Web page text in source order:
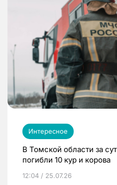
Интересное
В Томской области за
погибли 10 кур и корова
12:04 / 25.07.26